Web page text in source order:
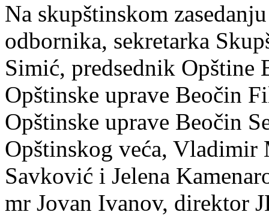
Na skupštinskom
odbornika, sekretarka
Simić, predsednik Opštine
Opštinske uprave Beočin
Opštinske uprave Beočin
Opštinskog veća,
Savković i Jelena
mr Jovan Ivanov, direktor